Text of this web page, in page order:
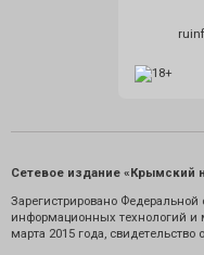
Сетевое издание «Крымский
Зарегистрировано
информационных технологий
марта 2015 года,